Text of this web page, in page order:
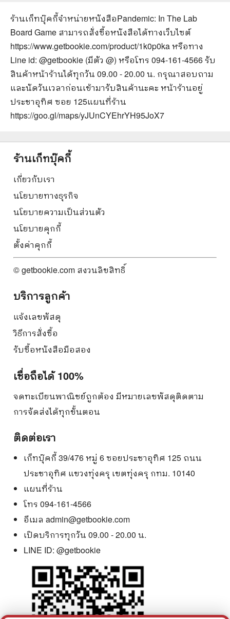
ร้านเก็ทบุ๊คกี้จำหน่ายหนังสือPandemic: In The Lab
Board Game สามารถสั่งซื้อหนังสือได้ทางเว็บไซต์
https://www.getbookie.com/product/1k0p0kaหรือทาง
Line id: @getbookie (มีตัว @) หรือโทร 094-161-4566 รับ
สินค้าหน้าร้านได้ทุกวัน 09.00 - 20.00 น. กรุณาสอบถาม
และนัดวันเวลาก่อนเข้ามารับสินค้านะคะ หน้าร้านอยู่
ประชาอุทิศ ซอย 125แผนที่ร้าน
https://goo.gl/maps/yJUnCYEhrYH95JoX7
ร้านเก็ทบุ๊คกี้
เกี่ยวกับเรา
นโยบายทางธุรกิจ
นโยบายความเป็นส่วนตัว
นโยบายคุกกี้
ตั้งค่าคุกกี้
© getbookie.com สงวนลิขสิทธิ์
บริการลูกค้า
แจ้งเลขพัสดุ
วิธีการสั่งซื้อ
รับซื้อหนังสือมือสอง
เชื่อถือได้ 100%
จดทะเบียนพาณิชย์ถูกต้อง มีหมายเลขพัสดุติดตาม
การจัดส่งได้ทุกขั้นตอน
ติดต่อเรา
เก็ทบุ๊คกี้ 39/476 หมู่ 6 ซอยประชาอุทิศ 125 ถนน
ประชาอุทิศ แขวงทุ่งครุ เขตทุ่งครุ กทม. 10140
แผนที่ร้าน
โทร 094-161-4566
อีเมล admin@getbookie.com
เปิดบริการทุกวัน 09.00 - 20.00 น.
LINE ID: @getbookie